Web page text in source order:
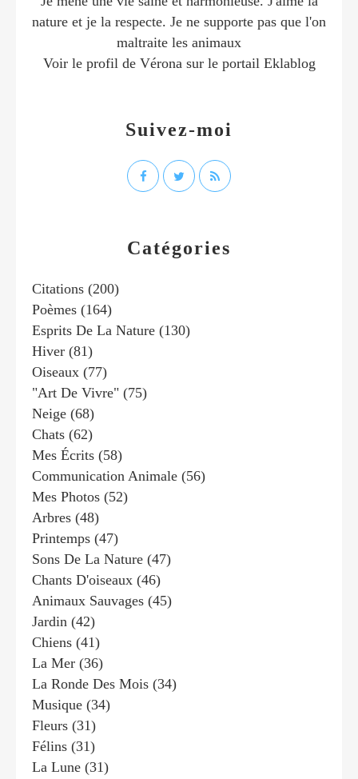
Catégories
Citations (200)
Poèmes (164)
Esprits De La Nature (130)
Hiver (81)
Oiseaux (77)
"art De Vivre" (75)
Neige (68)
Chats (62)
Mes Écrits (58)
Communication Animale (56)
Mes Photos (52)
Arbres (48)
Printemps (47)
Sons De La Nature (47)
Chants D'oiseaux (46)
Animaux Sauvages (45)
Jardin (42)
Chiens (41)
La Mer (36)
La Ronde Des Mois (34)
Musique (34)
Fleurs (31)
Félins (31)
La Lune (31)
Suivez-moi
nature et je la respecte. Je ne supporte pas que l'on
maltraite les animaux
Voir le profil de Véronasur le portail Eklablog